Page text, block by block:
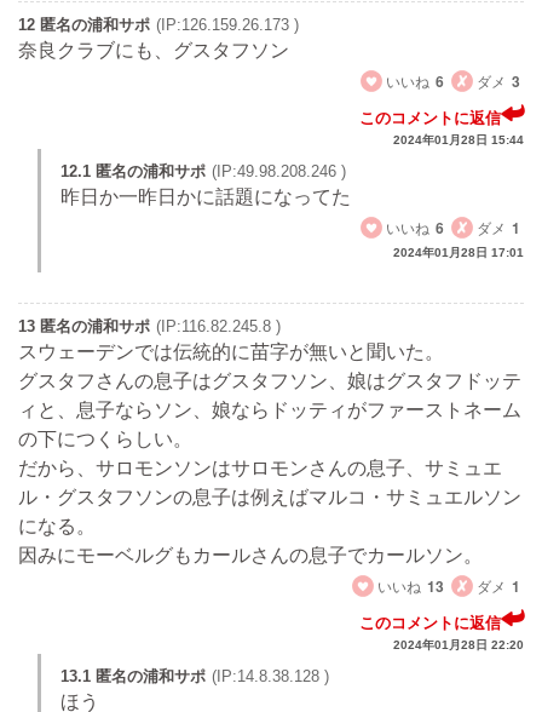
12 匿名の浦和サポ (IP:126.159.26.173 )
奈良クラブにも、グスタフソン
いいね 6 ダメ 3
このコメントに返信
2024年01月28日 15:44
12.1 匿名の浦和サポ (IP:49.98.208.246 )
昨日か一昨日かに話題になってた
いいね 6 ダメ 1
2024年01月28日 17:01
13 匿名の浦和サポ (IP:116.82.245.8 )
スウェーデンでは伝統的に苗字が無いと聞いた。
グスタフさんの息子はグスタフソン、娘はグスタフドッテ
ィと、息子ならソン、娘ならドッティがファーストネーム
の下につくらしい。
だから、サロモンソンはサロモンさんの息子、サミュエ
ル・グスタフソンの息子は例えばマルコ・サミュエルソン
になる。
因みにモーベルグもカールさんの息子でカールソン。
いいね 13 ダメ 1
このコメントに返信
2024年01月28日 22:20
13.1 匿名の浦和サポ (IP:14.8.38.128 )
ほう